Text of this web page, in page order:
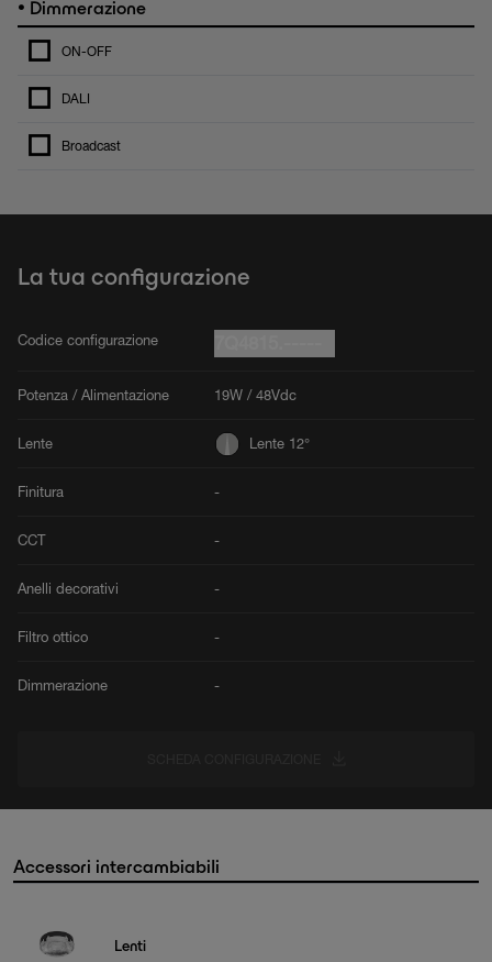
Dimmerazione
ON-OFF
DALI
Broadcast
La tua configurazione
Codice configurazione
Potenza / Alimentazione 19W / 48Vdc
Lente Lente 12°
Finitura -
CCT -
Anelli decorativi -
Filtro ottico -
Dimmerazione -
Accessori intercambiabili
Lenti